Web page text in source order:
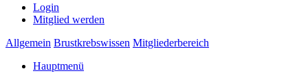
Login
Mitglied werden
Allgemein Brustkrebswissen Mitgliederbereich
Hauptmenü